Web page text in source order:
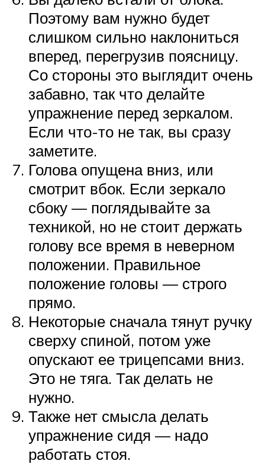
Поэтому вам нужно будет
слишком сильно наклониться
вперед, перегрузив поясницу.
Со стороны это выглядит очень
забавно, так что делайте
упражнение перед зеркалом.
Если что-то не так, вы сразу
заметите.
Голова опущена вниз, или
смотрит вбок. Если зеркало
сбоку — поглядывайте за
техникой, но не стоит держать
голову все время в неверном
положении. Правильное
положение головы — строго
прямо.
Некоторые сначала тянут ручку
сверху спиной, потом уже
опускают ее трицепсами вниз.
Это не тяга. Так делать не
нужно.
Также нет смысла делать
упражнение сидя — надо
работать стоя.